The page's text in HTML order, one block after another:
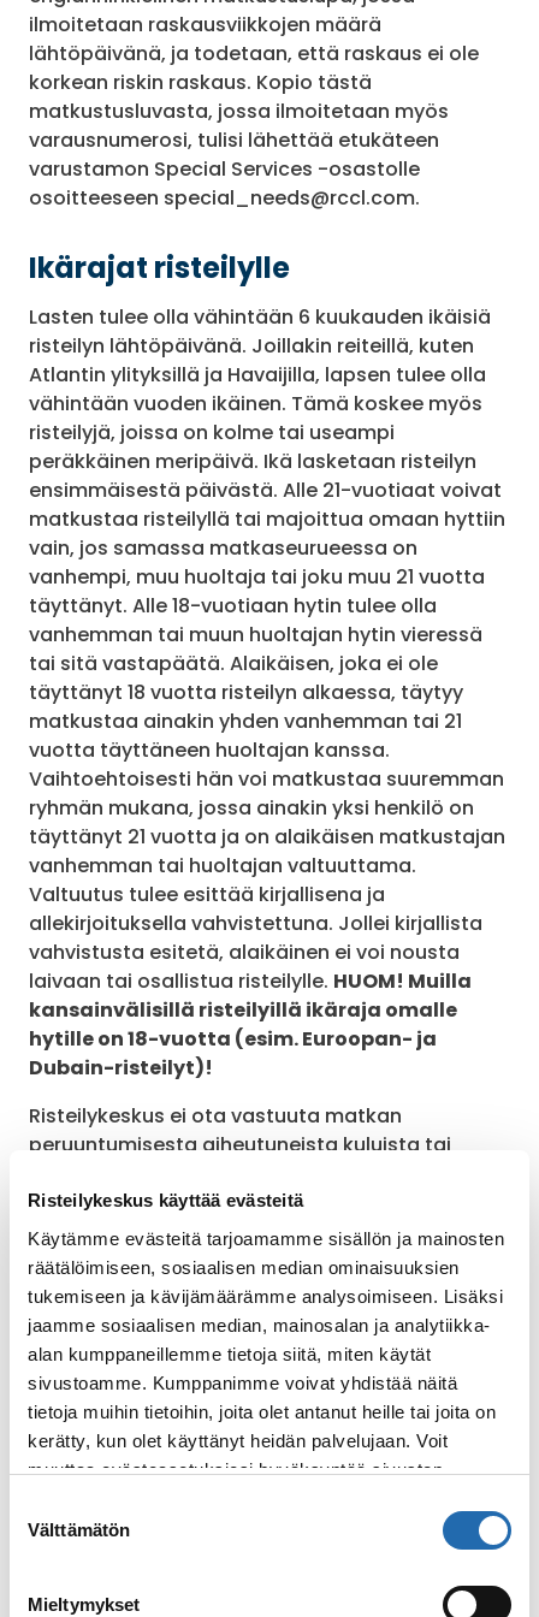
Risteilykeskus käyttää evästeitä
Käytämme evästeitä tarjoamamme sisällön ja mainosten
räätälöimiseen, sosiaalisen median ominaisuuksien
tukemiseen ja kävijämäärämme analysoimiseen. Lisäksi
jaamme sosiaalisen median, mainosalan ja analytiikka-
alan kumppaneillemme tietoja siitä, miten käytät
sivustoamme. Kumppanimme voivat yhdistää näitä
tietoja muihin tietoihin, joita olet antanut heille tai joita on
kerätty, kun olet käyttänyt heidän palvelujaan. Voit
muuttaa evästeasetuksiesi hyväksyntää sivuston
valinta
Välttämätön
Mieltymykset
ilmoitetaan raskausviikkojen määrä
lähtöpäivänä, ja todetaan, että raskaus ei ole
korkean riskin raskaus. Kopio tästä
matkustusluvasta, jossa ilmoitetaan myös
varausnumerosi, tulisi lähettää etukäteen
varustamon Special Services -osastolle
osoitteeseen special_needs@rccl.com.
Ikärajat risteilylle
Lasten tulee olla vähintään 6 kuukauden ikäisiä
risteilyn lähtöpäivänä. Joillakin reiteillä, kuten
Atlantin ylityksillä ja Havaijilla, lapsen tulee olla
vähintään vuoden ikäinen. Tämä koskee myös
risteilyjä, joissa on kolme tai useampi
peräkkäinen meripäivä. Ikä lasketaan risteilyn
ensimmäisestä päivästä. Alle 21-vuotiaat voivat
matkustaa risteilyllä tai majoittua omaan hyttiin
vain, jos samassa matkaseurueessa on
vanhempi, muu huoltaja tai joku muu 21 vuotta
täyttänyt. Alle 18-vuotiaan hytin tulee olla
vanhemman tai muun huoltajan hytin vieressä
tai sitä vastapäätä. Alaikäisen, joka ei ole
täyttänyt 18 vuotta risteilyn alkaessa, täytyy
matkustaa ainakin yhden vanhemman tai 21
vuotta täyttäneen huoltajan kanssa.
Vaihtoehtoisesti hän voi matkustaa suuremman
ryhmän mukana, jossa ainakin yksi henkilö on
täyttänyt 21 vuotta ja on alaikäisen matkustajan
vanhemman tai huoltajan valtuuttama.
Valtuutus tulee esittää kirjallisena ja
allekirjoituksella vahvistettuna. Jollei kirjallista
vahvistusta esitetä, alaikäinen ei voi nousta
laivaan tai osallistua risteilylle. HUOM! Muilla
kansainvälisillä risteilyillä ikäraja omalle
hytille on 18-vuotta (esim. Euroopan- ja
Dubain-risteilyt)!
Risteilykeskus ei ota vastuuta matkan
peruuntumisesta aiheutuneista kuluista tai
maksaneelle henkilölle tai seurueelle, jonka oli
tarkoitus matkustaa alaikäisen kanssa, jos
peruutus johtuu puutteellisesta
valtuutusasiakirjasta. Avioparit, joiden toinen
osapuoli on täyttänyt 18 ja toinen on matkan
alkaessa vähintään 21-vuotias, voivat varata
oman hytin. Heidän tulee esittää vihkitodistus
varausta tehdessään. Laivalla on
oleskelualueita, joissa on ikäraja. Täydellinen
selvitys oleskelutilojen ikärajoista löytyy laivan
huoltajia/toista huoltajaa tai